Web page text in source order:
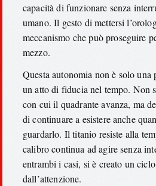
capacità di funzionare senza
umano. Il gesto di mettersi
meccanismo che può proseguire
mezzo.
Questa autonomia non è solo una
un atto di fiducia nel tempo. Non
con cui il quadrante avanza, ma
di continuare a esistere anche
guardarlo. Il titanio resiste alla
calibro continua ad agire senza
entrambi i casi, si è creato un
dall’attenzione.